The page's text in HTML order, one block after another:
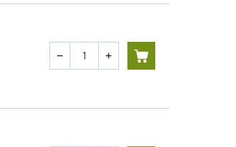
Quantité
remove add